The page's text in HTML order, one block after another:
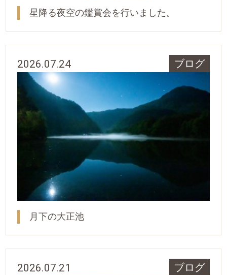
星降る夜空の鑑賞会を行いました。
2026.07.24 ブログ
月下の大正池
2026.07.21 ブログ